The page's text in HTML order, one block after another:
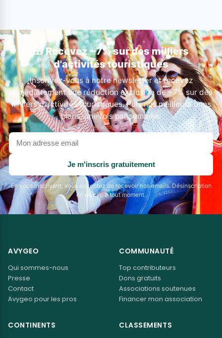
🎁 Recevez −7% sur des milliers
d'activités touristiques
Inscrivez-vous à notre newsletter et recevez
immédiatement une réduction exclusive de −7% sur des
milliers d'activités touristiques. Puis nos meilleurs bons
plans, une fois par semaine.
Votre
adresse
email
Je m'inscris gratuitement
En vous inscrivant, vous acceptez de recevoir nos emails. Désinscription
en un clic à tout moment.
AVYGEO
Qui sommes-nous
Presse
Contact
Avygeo pour les pros
COMMUNAUTÉ
Top contributeurs
Dons gratuits
Associations soutenues
Financer mon association
CONTINENTS CLASSEMENTS